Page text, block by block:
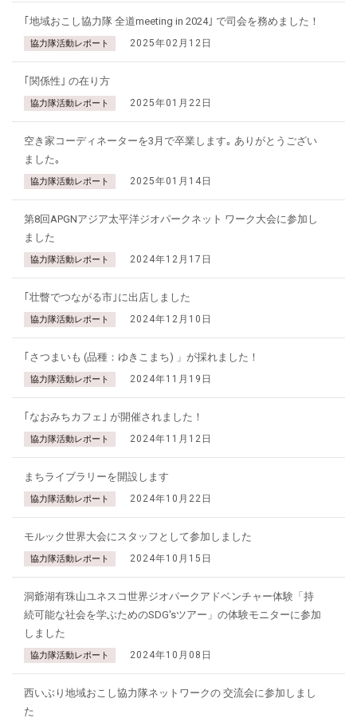
｢地域おこし協力隊 全道meeting in 2024｣ で司会を務めました！
協力隊活動レポート 2025年02月12日
｢関係性｣ の在り方
協力隊活動レポート 2025年01月22日
空き家コーディネーターを3月で卒業します｡ ありがとうござい
ました｡
協力隊活動レポート 2025年01月14日
第8回APGNアジア太平洋ジオパークネット ワーク大会に参加し
ました
協力隊活動レポート 2024年12月17日
｢壮瞥でつながる市｣に出店しました
協力隊活動レポート 2024年12月10日
｢さつまいも (品種：ゆきこまち) 」が採れました！
協力隊活動レポート 2024年11月19日
｢なおみちカフェ｣ が開催されました！
協力隊活動レポート 2024年11月12日
まちライブラリーを開設します
協力隊活動レポート 2024年10月22日
モルック世界大会にスタッフとして参加しました
協力隊活動レポート 2024年10月15日
洞爺湖有珠山ユネスコ世界ジオパークアドベンチャー体験「持
続可能な社会を学ぶためのSDG'sツアー」の体験モニターに参加
しました
協力隊活動レポート 2024年10月08日
西いぶり地域おこし協力隊ネットワークの 交流会に参加しまし
た